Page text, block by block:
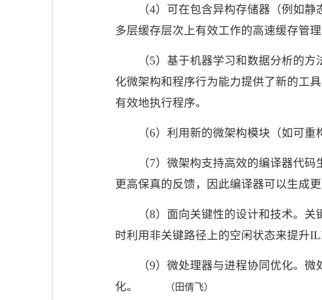
（4）可在包含异构存储器（例如静
多层缓存层次上有效工作的高速缓存管
（5）基于机器学习和数据分析的
化微架构和程序行为能力提供了新的工
有效地执行程序。
（6）利用新的微架构模块（如可重
（7）微架构支持高效的编译器代
更高保真的反馈，因此编译器可以生成
（8）面向关键性的设计和技术。关
时利用非关键路径上的空闲状态来提升
（9）微处理器与进程协同优化。
化。 （田倩飞）